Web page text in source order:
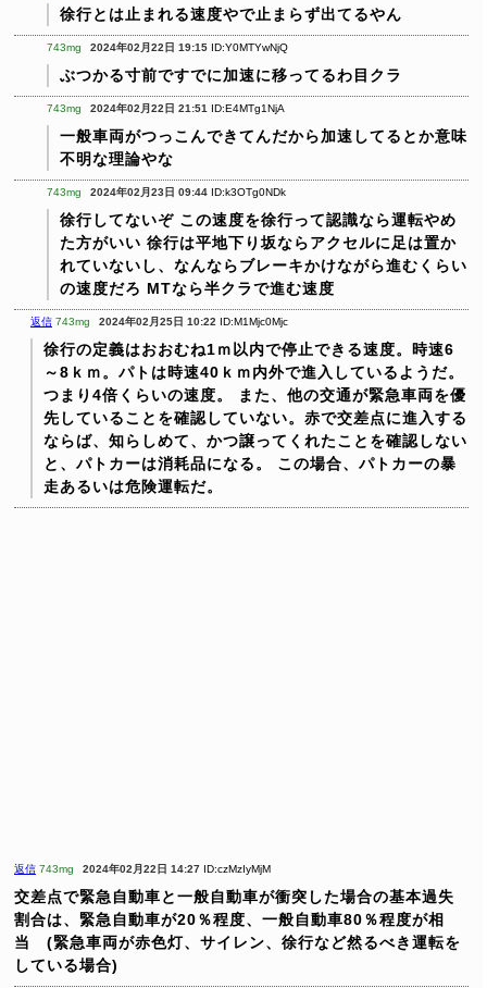
徐行とは止まれる速度やで止まらず出てるやん
743mg 2024年02月22日 19:15 ID:Y0MTYwNjQ
ぶつかる寸前ですでに加速に移ってるわ目クラ
743mg 2024年02月22日 21:51 ID:E4MTg1NjA
一般車両がつっこんできてんだから加速してるとか意味
不明な理論やな
743mg 2024年02月23日 09:44 ID:k3OTg0NDk
徐行してないぞ この速度を徐行って認識なら運転やめ
た方がいい 徐行は平地下り坂ならアクセルに足は置か
れていないし、なんならブレーキかけながら進むくらい
の速度だろ MTなら半クラで進む速度
返信 743mg 2024年02月25日 10:22 ID:M1Mjc0Mjc
徐行の定義はおおむね1ｍ以内で停止できる速度。時速6
～8ｋｍ。パトは時速40ｋｍ内外で進入しているようだ。
つまり4倍くらいの速度。
また、他の交通が緊急車両を優
先していることを確認していない。赤で交差点に進入する
ならば、知らしめて、かつ譲ってくれたことを確認しない
と、パトカーは消耗品になる。
この場合、パトカーの暴
走あるいは危険運転だ。
返信 743mg 2024年02月22日 14:27 ID:czMzIyMjM
交差点で緊急自動車と一般自動車が衝突した場合の基本過失
割合は、緊急自動車が20％程度、一般自動車80％程度が相
当 (緊急車両が赤色灯、サイレン、徐行など然るべき運転を
している場合)